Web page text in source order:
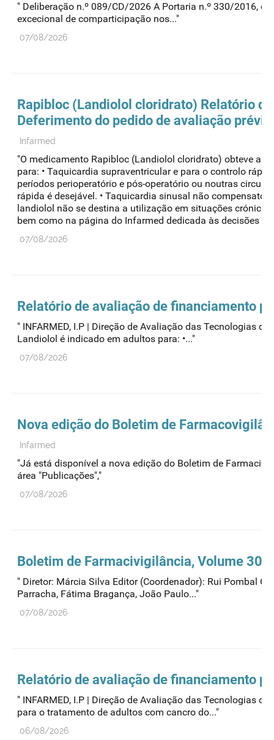
" Deliberação n.º 089/CD/2026 A Portaria n.º 330/2016,
excecional de comparticipação nos..."
07/08/2026
Rapibloc (Landiolol cloridrato) Relatório
Deferimento do pedido de avaliação prévia
Infarmed
"O medicamento Rapibloc (Landiolol cloridrato) obteve
para: • Taquicardia supraventricular e para o controlo
períodos perioperatório e pós-operatório ou noutras
rápida é desejável. • Taquicardia sinusal não
landiolol não se destina a utilização em situações
bem como na página do Infarmed dedicada às decisões
07/08/2026
Relatório de avaliação de financiamento
" INFARMED, I.P | Direção de Avaliação das Tecnologias de
Landiolol é indicado em adultos para: •..."
07/08/2026
Nova edição do Boletim de
Infarmed
"Já está disponível a nova edição do Boletim de
área "Publicações","
07/08/2026
Boletim de Farmacivigilância, Volume 30,
" Diretor: Márcia Silva Editor (Coordenador): Rui Pombal
Parracha, Fátima Bragança, João Paulo..."
07/08/2026
Relatório de avaliação de financiamento
" INFARMED, I.P | Direção de Avaliação das Tecnologias
para o tratamento de adultos com cancro do..."
06/08/2026